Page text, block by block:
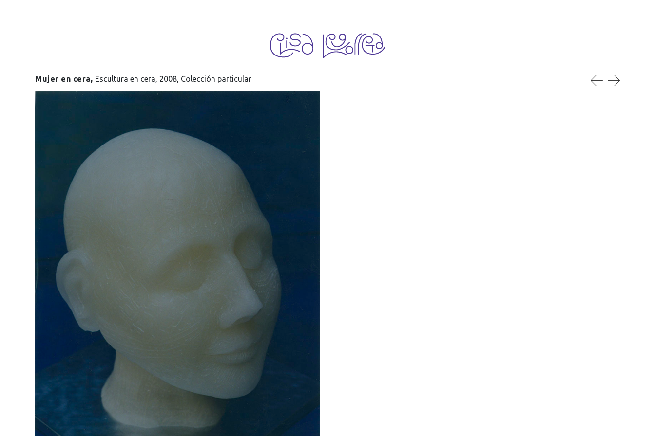
Mujer en cera, Escultura en cera, 2008, Colección particular